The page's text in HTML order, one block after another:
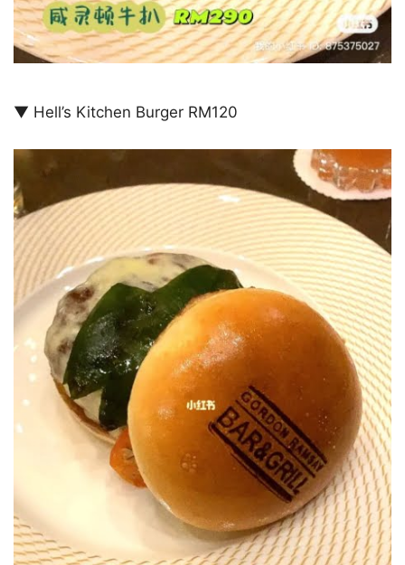
▼ Hell’s Kitchen Burger RM120